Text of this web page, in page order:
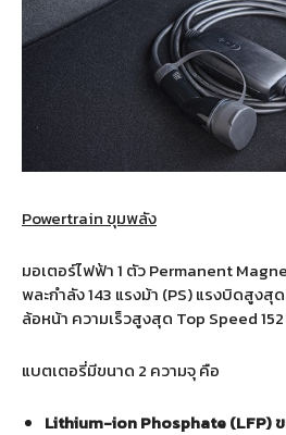
Powertrain ขุมพลัง
มอเตอร์ไฟฟ้า 1 ตัว Permanent
พละกำลัง 143 แรงม้า (PS) แรงบิดสูงสุ
ล้อหน้า ความเร็วสูงสุด Top Speed
แบตเตอรี่มีขนาด 2 ความจุ คือ
Lithium-ion Phosphate (LFP)